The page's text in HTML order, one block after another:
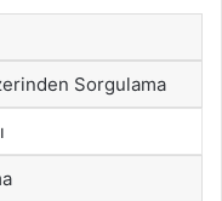
Sorgulama